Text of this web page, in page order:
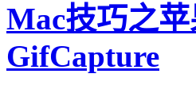
Mac技巧之
GifCapture